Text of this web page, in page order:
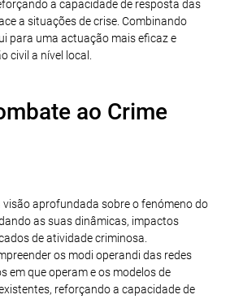
a capacidade de resposta das
a situações de crise. Combinando
para uma actuação mais eficaz e
civil a nível local.
ao Crime
visão aprofundada sobre o fenómeno do
as suas dinâmicas, impactos
de atividade criminosa.
os modi operandi das redes
em que operam e os modelos de
reforçando a capacidade de